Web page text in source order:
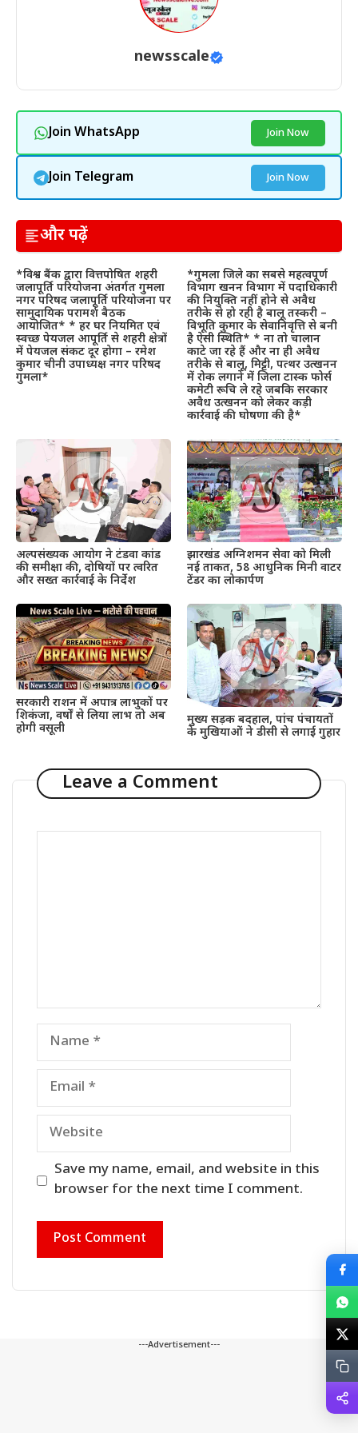
newsscale
Join WhatsApp Join Now
Join Telegram Join Now
और पढ़ें
*विश्व बैंक द्वारा वित्तपोषित शहरी
जलापूर्ति परियोजना अंतर्गत गुमला
नगर परिषद जलापूर्ति परियोजना पर
सामुदायिक परामर्श बैठक
आयोजित* * हर घर नियमित एवं
स्वच्छ पेयजल आपूर्ति से शहरी क्षेत्रों
में पेयजल संकट दूर होगा – रमेश
कुमार चीनी उपाध्यक्ष नगर परिषद
गुमला*
*गुमला जिले का सबसे महत्वपूर्ण
विभाग खनन विभाग में पदाधिकारी
की नियुक्ति नहीं होने से अवैध
तरीके से हो रही है बालू तस्करी –
विभूति कुमार के सेवानिवृत्ति से बनी
है ऐसी स्थिति* * ना तो चालान
काटे जा रहे हैं और ना ही अवैध
तरीके से बालू, मिट्टी, पत्थर उत्खनन
में रोक लगाने में जिला टास्क फोर्स
कमेटी रूचि ले रहे जबकि सरकार
अवैध उत्खनन को लेकर कड़ी
कार्रवाई की घोषणा की है*
अल्पसंख्यक आयोग ने टंडवा कांड
की समीक्षा की, दोषियों पर त्वरित
और सख्त कार्रवाई के निर्देश
झारखंड अग्निशमन सेवा को मिली
नई ताकत, 58 आधुनिक मिनी वाटर
टेंडर का लोकार्पण
सरकारी राशन में अपात्र लाभुकों पर
शिकंजा, वर्षों से लिया लाभ तो अब
होगी वसूली
मुख्य सड़क बदहाल, पांच पंचायतों
के मुखियाओं ने डीसी से लगाई गुहार
Leave a Comment
Name
Email
Website
Save my name, email, and website in this
browser for the next time I comment.
---Advertisement---